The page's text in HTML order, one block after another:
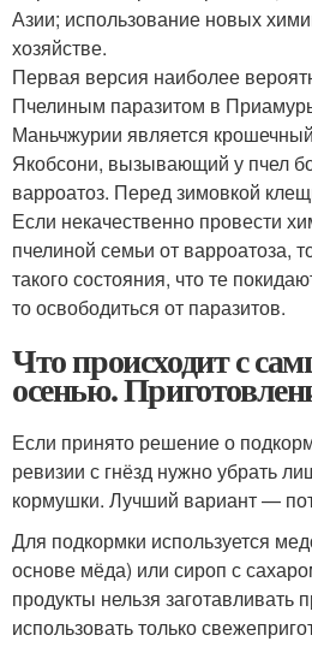
Азии; использование новых
хозяйстве.
Первая версия наиболее
Пчелиным паразитом в
Маньчжурии является
Якобсони, вызывающий у пчел
варроатоз. Перед зимовкой
Если некачественно провести
пчелиной семьи от варро­атоза,
такого состояния, что те
то освободиться от паразитов.
Что происходит с
осенью.
Если принято решение о
ревизии с гнёзд нужно убрать
кормушки. Лучший вариант —
Для подкормки используется
основе мёда) или сироп с
продукты нельзя заготавливать
использовать только